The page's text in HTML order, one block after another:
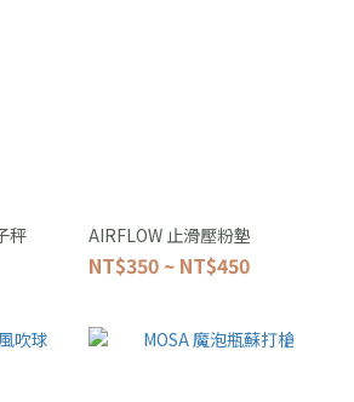
秤 AIRFLOW 止滑壓粉墊
NT$350 ~ NT$450